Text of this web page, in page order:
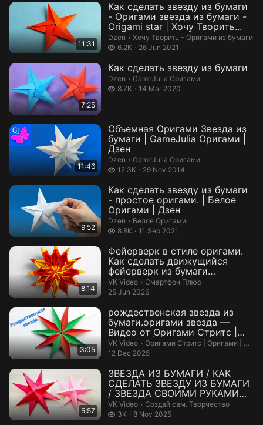
11:31
Как сделать звезду из бумаги
- Оригами звезда из бумаги -
Origami star | Хочу Творить...
Dzen › Хочу Творить - Оригами из бумаги.
Хочу Творить - Оригами из бумаги
6.2K
6.2 thousand views
26 Jun 2021
7:25
Как сделать звезду из бумаги
Dzen › GameJulia Оригами.
GameJulia Оригами
8.7K
8.7 thousand views
14 Mar 2020
11:46
Объемная Оригами Звезда из
бумаги | GameJulia Оригами |
Дзен
Dzen › GameJulia Оригами.
GameJulia Оригами
12.3K
12.3 thousand views
29 Nov 2014
9:52
Как сделать звезду из бумаги
- простое оригами. | Белое
Оригами | Дзен
Dzen › Белое Оригами.
Белое Оригами
8.8K
8.8 thousand views
11 Sep 2021
8:14
Фейерверк в стиле оригами.
Как сделать движущийся
фейерверк из бумаги
(навсегда транс...
VK Video › Смартфон Плюс.
Смартфон Плюс
25 Jun 2026
3:05
рождественская звезда из
бумаги.оригами звезда —
Видео от Оригами Стритс |
Оригами | ...
VK Video › Оригами Стритс | Оригами |
Оригами Стритс | Оригами | Поделки из бумаги
12 Dec 2025
5:57
ЗВЕЗДА ИЗ БУМАГИ / КАК
СДЕЛАТЬ ЗВЕЗДУ ИЗ БУМАГИ
/ ЗВЕЗДА СВОИМИ РУКАМИ
МАСТЕР КЛАСС —...
VK Video › Создай сам. Творчество.
Создай сам. Творчество
3K
3 thousand views
8 Nov 2025